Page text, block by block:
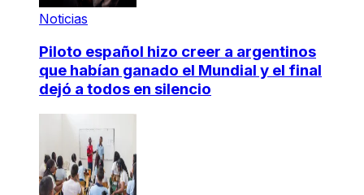
Noticias
Piloto español hizo creer a argentinos
que habían ganado el Mundial y el final
dejó a todos en silencio